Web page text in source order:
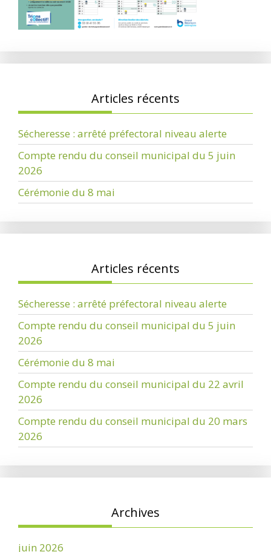
Articles récents
Sécheresse : arrêté préfectoral niveau alerte
Compte rendu du conseil municipal du 5 juin
2026
Cérémonie du 8 mai
Articles récents
Sécheresse : arrêté préfectoral niveau alerte
Compte rendu du conseil municipal du 5 juin
2026
Cérémonie du 8 mai
Compte rendu du conseil municipal du 22 avril
2026
Compte rendu du conseil municipal du 20 mars
2026
Archives
juin 2026